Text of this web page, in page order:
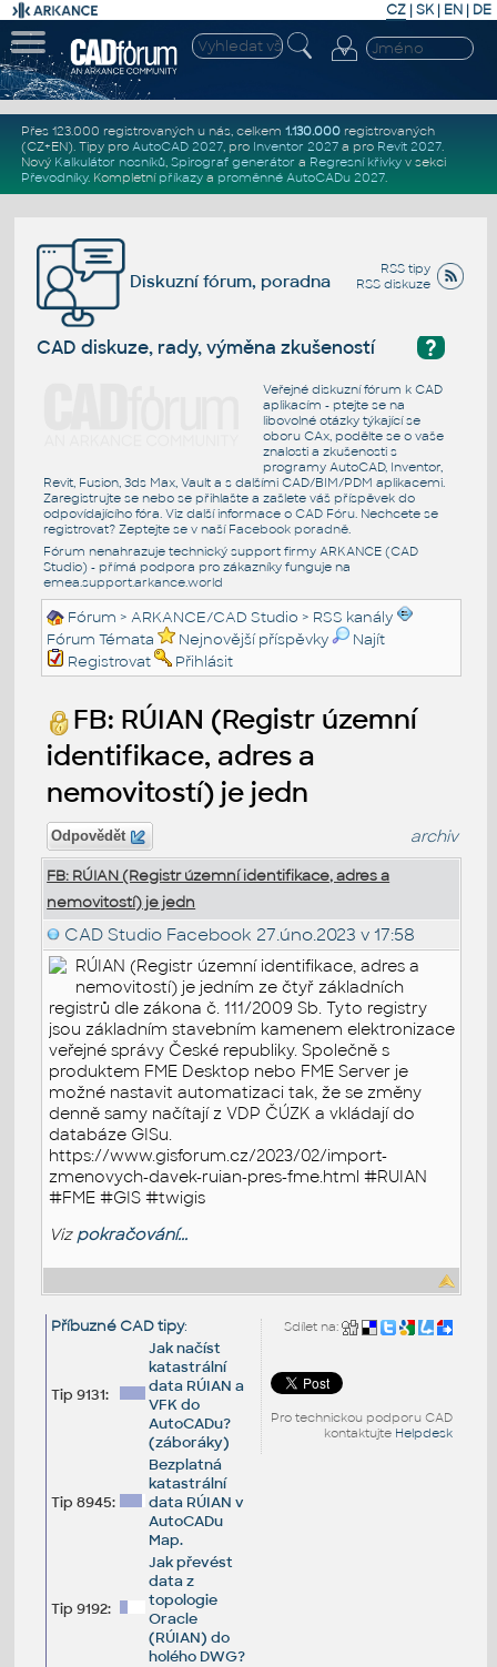
CZ | SK| EN | DE
Přes 123.000 registrovaných u nás, celkem 1.130.000registrovaných
(CZ+EN). Tipy pro AutoCAD 2027, pro Inventor 2027a pro Revit 2027.
Nový Kalkulátor nosníků, Spirograf generátor a Regresní křivkyv sekci
Převodníky. Kompletní příkazya proměnné AutoCADu 2027.
RSS tipy
RSS diskuze
Diskuzní fórum, poradna
?
CAD diskuze, rady, výměna zkušeností
Veřejné diskuzní fórum k CAD
aplikacím - ptejte se na
libovolné otázky týkající se
oboru CAx, podělte se o vaše
znalosti a zkušenosti s
programy AutoCAD, Inventor,
Revit, Fusion, 3ds Max, Vault a s dalšími CAD/BIM/PDM aplikacemi.
Zaregistrujte se nebo se přihlašte a zašlete váš příspěvek do
odpovídajícího fóra. Viz další informace o CAD Fóru. Nechcete se
registrovat? Zeptejte se v naší Facebook poradně.
Fórum nenahrazuje technický support firmy ARKANCE (CAD
Studio) - přímá podpora pro zákazníky funguje na
emea.support.arkance.world
Fórum >ARKANCE/CAD Studio > RSS kanály
Fórum Témata
Nejnovější příspěvky
Najít
Registrovat
Přihlásit
FB: RÚIAN (Registr územní
identifikace, adres a
nemovitostí) je jedn
Odpovědět archiv
FB: RÚIAN (Registr územní identifikace, adres a
nemovitostí) je jedn
CAD Studio Facebook 27.úno.2023 v 17:58
RÚIAN (Registr územní identifikace, adres a
nemovitostí) je jedním ze čtyř základních
registrů dle zákona č. 111/2009 Sb. Tyto registry
jsou základním stavebním kamenem elektronizace
veřejné správy České republiky. Společně s
produktem FME Desktop nebo FME Server je
možné nastavit automatizaci tak, že se změny
denně samy načítají z VDP ČÚZK a vkládají do
databáze GISu.
https://www.gisforum.cz/2023/02/import-
zmenovych-davek-ruian-pres-fme.html #RUIAN
#FME #GIS #twigis
Viz pokračování...
Sdílet na:
Pro technickou podporu CAD
kontaktujte Helpdesk
Příbuzné CAD tipy:
Tip 9131:
Jak načíst
katastrální
data RÚIAN a
VFK do
AutoCADu?
(záboráky)
Tip 8945:
Bezplatná
katastrální
data RÚIAN v
AutoCADu
Map.
Tip 9192:
Jak převést
data z
topologie
Oracle
(RÚIAN) do
holého DWG?